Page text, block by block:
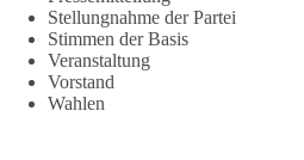
Stellungnahme der Partei
Stimmen der Basis
Veranstaltung
Vorstand
Wahlen